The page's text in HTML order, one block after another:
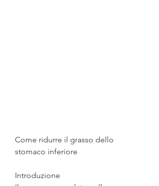
Come ridurre il grasso dello
stomaco inferiore
Introduzione